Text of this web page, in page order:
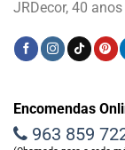
JRDecor, 40
Encomendas
963 859